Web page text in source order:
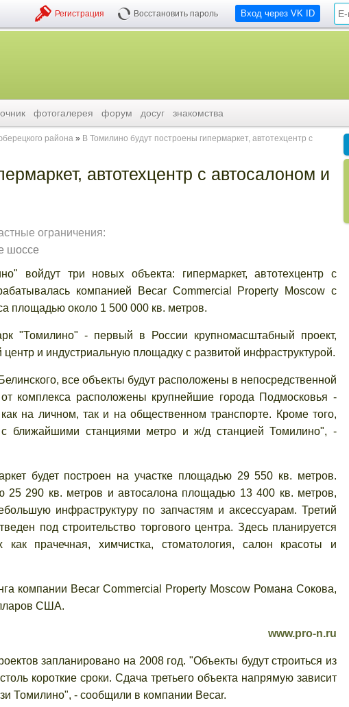
Вход через VK ID
Регистрация Восстановить пароль
фотогалерея форум досуг знакомства
района
В Томилино будут построены гипермаркет, автотехцентр с
автотехцентр с автосалоном и
ограничения:
шоссе
три новых объекта: гипермаркет, автотехцентр с
компанией Becar Commercial Property Moscow с
площадью около 1 500 000 кв. метров.
"Томилино" - первый в России крупномасштабный проект,
и индустриальную площадку с развитой инфраструктурой.
все объекты будут расположены в непосредственной
комплекса расположены крупнейшие города Подмосковья -
на личном, так и на общественном транспорте. Кроме того,
ближайшими станциями метро и ж/д станцией Томилино", -
будет построен на участке площадью 29 550 кв. метров.
25 290 кв. метров и автосалона площадью 13 400 кв. метров,
инфраструктуру по запчастям и аксессуарам. Третий
под строительство торгового центра. Здесь планируется
прачечная, химчистка, стоматология, салон красоты и
компании Becar Commercial Property Moscow Романа Сокова,
США.
www.pro-n.ru
запланировано на 2008 год. "Объекты будут строиться из
короткие сроки. Сдача третьего объекта напрямую зависит
Томилино", - сообщили в компании Becar.